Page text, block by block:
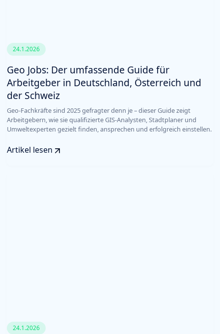
24.1.2026
Geo Jobs: Der umfassende Guide für
Arbeitgeber in Deutschland, Österreich und
der Schweiz
Geo-Fachkräfte sind 2025 gefragter denn je – dieser Guide zeigt
Arbeitgebern, wie sie qualifizierte GIS-Analysten, Stadtplaner und
Umweltexperten gezielt finden, ansprechen und erfolgreich einstellen.
Artikel lesen
24.1.2026